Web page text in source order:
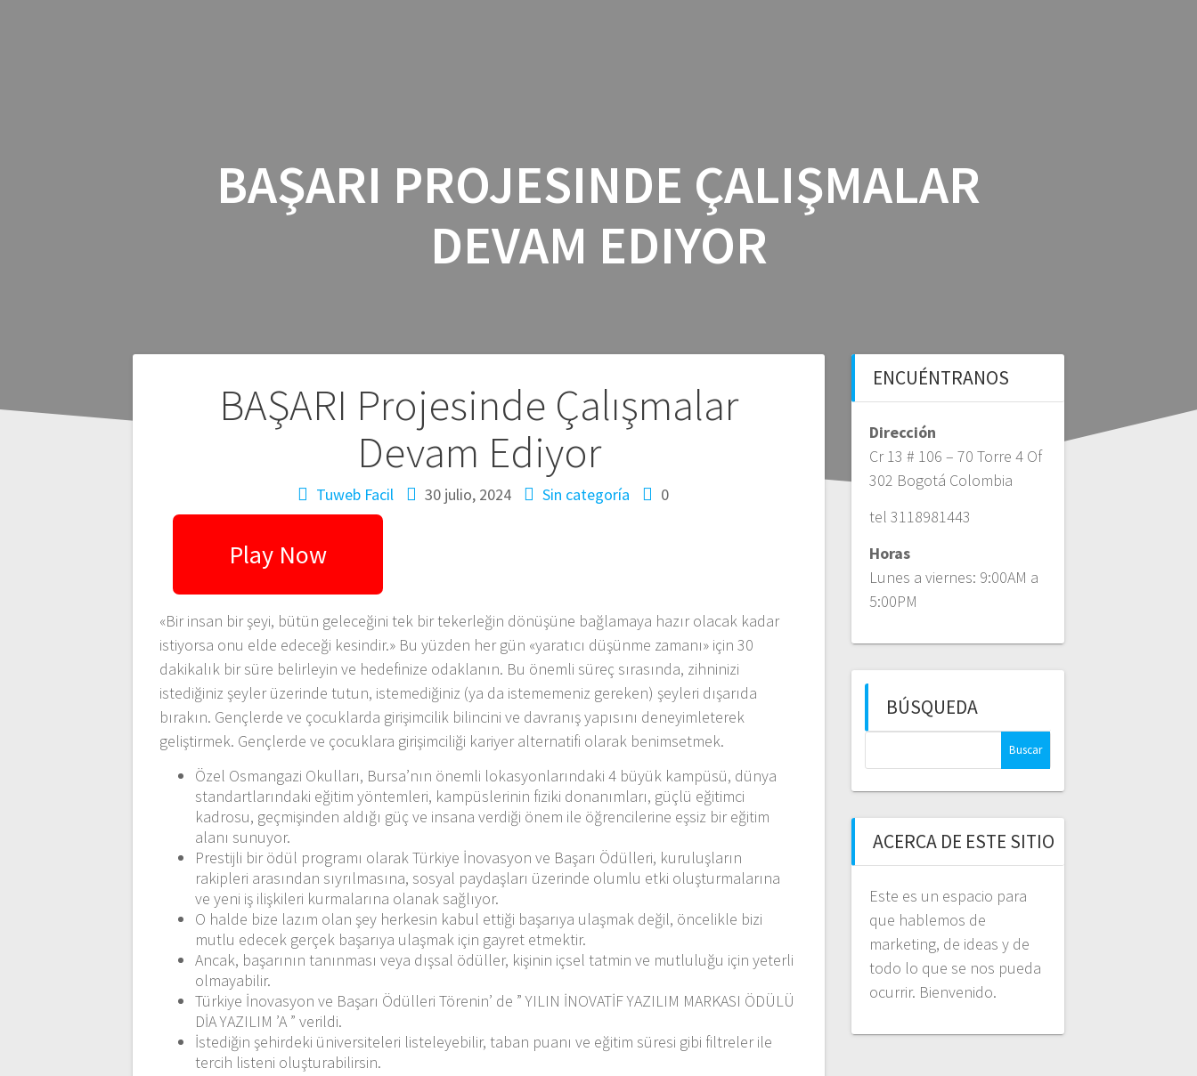
BAŞARI PROJESINDE ÇALIŞMALAR
DEVAM EDIYOR
BAŞARI Projesinde Çalışmalar
Devam Ediyor
Tuweb Facil 30 julio, 2024 Sin categoría 0
Play Now
«Bir insan bir şeyi, bütün geleceğini tek bir tekerleğin dönüşüne bağlamaya hazır olacak kadar
istiyorsa onu elde edeceği kesindir.» Bu yüzden her gün «yaratıcı düşünme zamanı» için 30
dakikalık bir süre belirleyin ve hedefinize odaklanın. Bu önemli süreç sırasında, zihninizi
istediğiniz şeyler üzerinde tutun, istemediğiniz (ya da istememeniz gereken) şeyleri dışarıda
bırakın. Gençlerde ve çocuklarda girişimcilik bilincini ve davranış yapısını deneyimleterek
geliştirmek. Gençlerde ve çocuklara girişimciliği kariyer alternatifi olarak benimsetmek.
Özel Osmangazi Okulları, Bursa’nın önemli lokasyonlarındaki 4 büyük kampüsü, dünya
standartlarındaki eğitim yöntemleri, kampüslerinin fiziki donanımları, güçlü eğitimci
kadrosu, geçmişinden aldığı güç ve insana verdiği önem ile öğrencilerine eşsiz bir eğitim
alanı sunuyor.
Prestijli bir ödül programı olarak Türkiye İnovasyon ve Başarı Ödülleri, kuruluşların
rakipleri arasından sıyrılmasına, sosyal paydaşları üzerinde olumlu etki oluşturmalarına
ve yeni iş ilişkileri kurmalarına olanak sağlıyor.
O halde bize lazım olan şey herkesin kabul ettiği başarıya ulaşmak değil, öncelikle bizi
mutlu edecek gerçek başarıya ulaşmak için gayret etmektir.
Ancak, başarının tanınması veya dışsal ödüller, kişinin içsel tatmin ve mutluluğu için yeterli
olmayabilir.
Türkiye İnovasyon ve Başarı Ödülleri Törenin’ de ” YILIN İNOVATİF YAZILIM MARKASI ÖDÜLÜ
DİA YAZILIM ’A ” verildi.
İstediğin şehirdeki üniversiteleri listeleyebilir, taban puanı ve eğitim süresi gibi filtreler ile
tercih listeni oluşturabilirsin.
Navegación
ENCUÉNTRANOS
Dirección
Cr 13 # 106 – 70 Torre 4 Of
302 Bogotá Colombia
tel 3118981443
Horas
Lunes a viernes: 9:00AM a
5:00PM
BÚSQUEDA
ACERCA DE ESTE SITIO
Este es un espacio para
que hablemos de
marketing, de ideas y de
todo lo que se nos pueda
ocurrir. Bienvenido.